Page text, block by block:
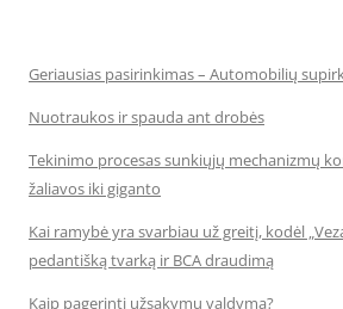
Geriausias pasirinkimas – Automobilių
Nuotraukos ir spauda ant drobės
Tekinimo procesas sunkiųjų mechanizmų
žaliavos iki giganto
Kai ramybė yra svarbiau už greitį, kodėl
pedantišką tvarką ir BCA draudimą
Kaip pagerinti užsakymų valdymą?